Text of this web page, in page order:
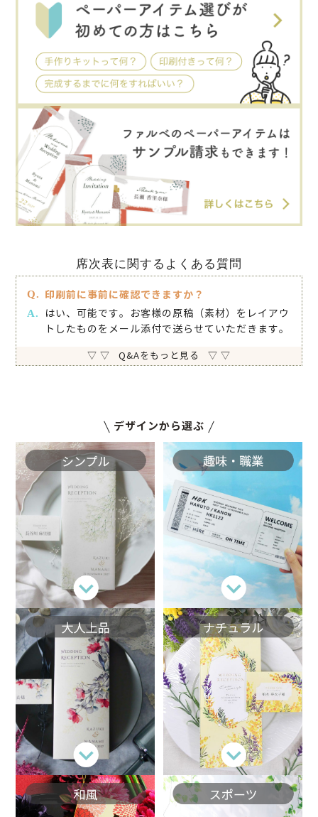
席次表に関するよくある質問
印刷前に事前に確認できますか？
はい、可能です。お客様の原稿（素材）をレイアウ
トしたものをメール添付で送らせていただきます。
▽ ▽ Q&Aをもっと見る ▽ ▽
デザインから選ぶ